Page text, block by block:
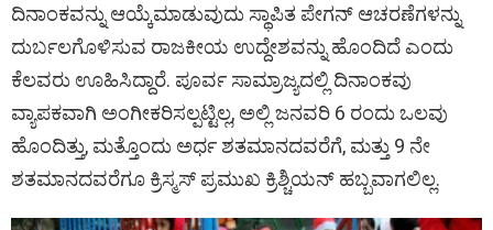
ದಿನಾಂಕವನ್ನು ಆಯ್ಕೆಮಾಡುವುದು ಸ್ಥಾಪಿತ ಪೇಗನ್ ಆಚರಣೆಗಳನ್ನು
ದುರ್ಬಲಗೊಳಿಸುವ ರಾಜಕೀಯ ಉದ್ದೇಶವನ್ನು ಹೊಂದಿದೆ ಎಂದು
ಕೆಲವರು ಊಹಿಸಿದ್ದಾರೆ. ಪೂರ್ವ ಸಾಮ್ರಾಜ್ಯದಲ್ಲಿ ದಿನಾಂಕವು
ವ್ಯಾಪಕವಾಗಿ ಅಂಗೀಕರಿಸಲ್ಪಟ್ಟಿಲ್ಲ, ಅಲ್ಲಿ ಜನವರಿ 6 ರಂದು ಒಲವು
ಹೊಂದಿತ್ತು, ಮತ್ತೊಂದು ಅರ್ಧ ಶತಮಾನದವರೆಗೆ, ಮತ್ತು 9 ನೇ
ಶತಮಾನದವರೆಗೂ ಕ್ರಿಸ್ಮಸ್ ಪ್ರಮುಖ ಕ್ರಿಶ್ಚಿಯನ್ ಹಬ್ಬವಾಗಲಿಲ್ಲ.